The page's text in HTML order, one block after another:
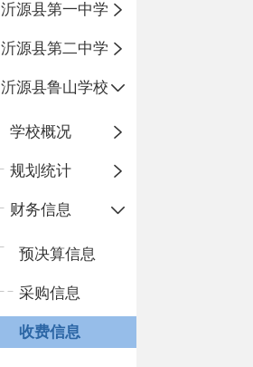
沂源县第一中学
沂源县第二中学
沂源县鲁山学校
学校概况
规划统计
财务信息
预决算信息
采购信息
收费信息